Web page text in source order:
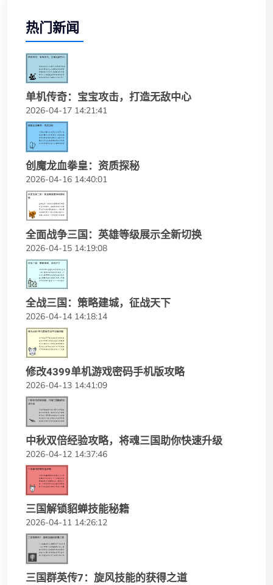
热门新闻
单机传奇：宝宝攻击，打造无敌中心
2026-04-17 14:21:41
创魔龙血拳皇：资质探秘
2026-04-16 14:40:01
全面战争三国：英雄等级展示全新切换
2026-04-15 14:19:08
全战三国：策略建城，征战天下
2026-04-14 14:18:14
修改4399单机游戏密码手机版攻略
2026-04-13 14:41:09
中秋双倍经验攻略，将魂三国助你快速升级
2026-04-12 14:37:46
三国解锁貂蝉技能秘籍
2026-04-11 14:26:12
三国群英传7：旋风技能的获得之道